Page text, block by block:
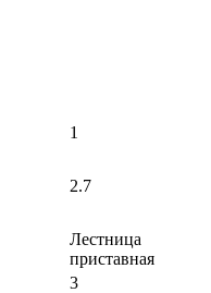
1
2.7
Лестница
приставная
3